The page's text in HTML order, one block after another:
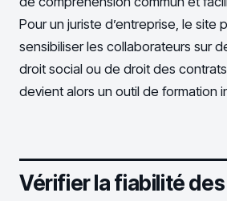
Pour un juriste d’entreprise, le site
sensibiliser les collaborateurs sur
droit social ou de droit des
devient alors un outil de formation
Vérifier la fiabilité des